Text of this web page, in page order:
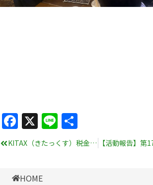
Facebook
X Line
有KITAX（きたっくす）税金川柳コンテスト2025結果発表！
HOME